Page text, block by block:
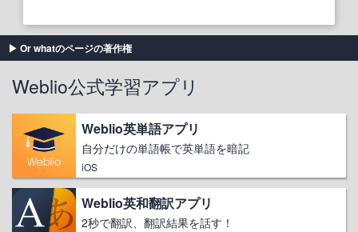
Or whatのページの著作権
Weblio公式学習アプリ
Weblio英単語アプリ
自分だけの単語帳で英単語を暗記
iOS
Weblio英和翻訳アプリ
2秒で翻訳、翻訳結果を話す！